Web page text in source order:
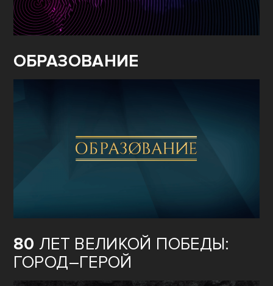
ОБРАЗОВАНИЕ
80 ЛЕТ ВЕЛИКОЙ ПОБЕДЫ:
ГОРОД–ГЕРОЙ